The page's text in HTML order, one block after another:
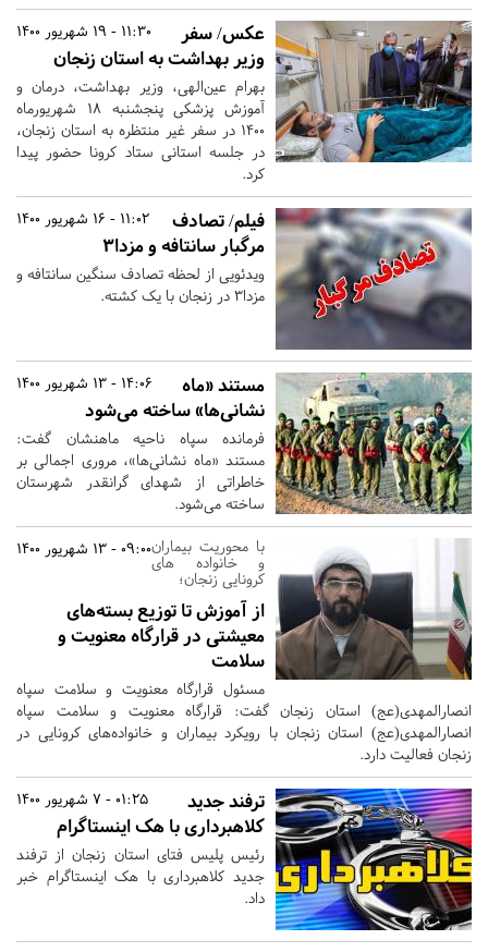
11:30 - 19 شهریور 1400
عکس/ سفر
وزیر بهداشت به استان زنجان
بهرام عین‌الهی، وزیر بهداشت، درمان و
آموزش پزشکی پنجشنبه ۱۸ شهریورماه
۱۴۰۰ در سفر غیر منتظره به استان زنجان،
در جلسه استانی ستاد کرونا حضور پیدا
کرد.
11:02 - 16 شهریور 1400
فیلم/ تصادف
مرگبار سانتافه و مزدا۳
ویدئویی از لحظه تصادف سنگین سانتافه و
مزدا۳ در زنجان با یک کشته.
14:06 - 13 شهریور 1400
مستند «ماه
نشانی‌ها» ساخته می‌شود
فرمانده سپاه ناحیه ماهنشان گفت:
مستند «ماه نشانی‌ها»، مروری اجمالی بر
خاطراتی از شهدای گرانقدر شهرستان
ساخته می‌شود.
09:00 - 13 شهریور 1400با محوریت بیماران
و خانواده های
کرونایی زنجان؛
از آموزش تا توزیع بسته‌های
معیشتی در قرارگاه معنویت و
سلامت
مسئول قرارگاه معنویت و سلامت سپاه
انصارالمهدی(عج) استان زنجان گفت: قرارگاه معنویت و سلامت سپاه
انصارالمهدی(عج) استان زنجان با رویکرد بیماران و خانواده‌های کرونایی در
زنجان فعالیت دارد.
01:25 - 7 شهریور 1400
ترفند جدید
کلاهبرداری با هک اینستاگرام
رئیس پلیس فتای استان زنجان از ترفند
جدید کلاهبرداری با هک اینستاگرام خبر
داد.